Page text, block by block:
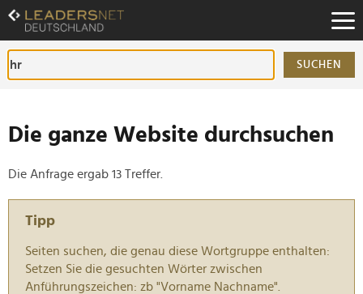
Zum
Inhalt
Zur
Fußzeilen-
Navigation
SUCHEN
Die ganze Website durchsuchen
Die Anfrage ergab 13 Treffer.
Tipp
Seiten suchen, die genau diese Wortgruppe enthalten:
Setzen Sie die gesuchten Wörter zwischen
Anführungszeichen: zb "Vorname Nachname".